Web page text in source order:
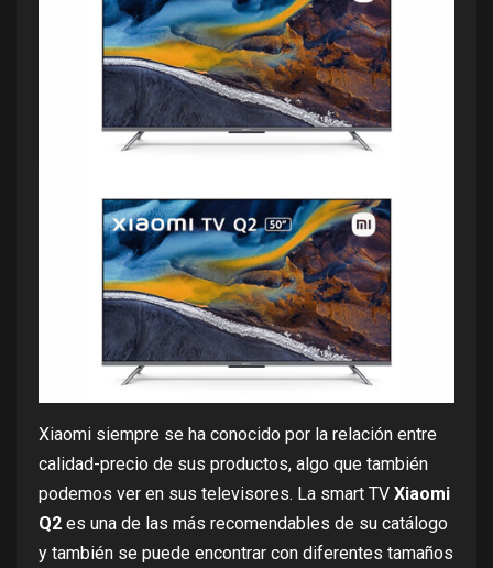
Xiaomi siempre se ha conocido por la relación entre
calidad-precio de sus productos, algo que también
podemos ver en sus televisores. La smart TV Xiaomi
Q2 es una de las más recomendables de su catálogo
y también se puede encontrar con diferentes tamaños